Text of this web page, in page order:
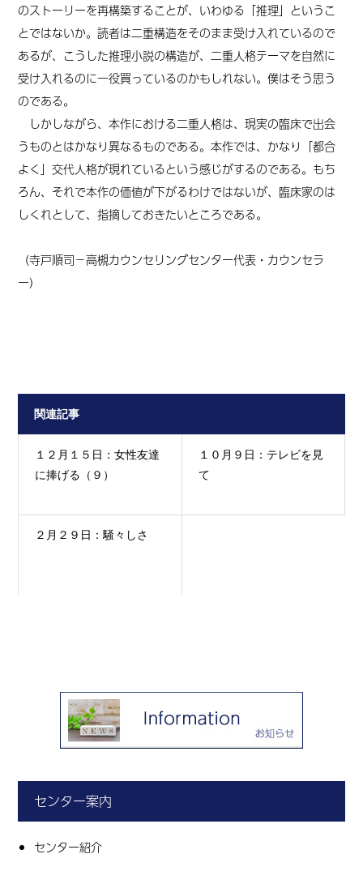
のストーリーを再構築することが、いわゆる「推理」というこ
とではないか。読者は二重構造をそのまま受け入れているので
あるが、こうした推理小説の構造が、二重人格テーマを自然に
受け入れるのに一役買っているのかもしれない。僕はそう思う
のである。
しかしながら、本作における二重人格は、現実の臨床で出会
うものとはかなり異なるものである。本作では、かなり「都合
よく」交代人格が現れているという感じがするのである。もち
ろん、それで本作の価値が下がるわけではないが、臨床家のは
しくれとして、指摘しておきたいところである。
（寺戸順司－高槻カウンセリングセンター代表・カウンセラ
ー）
関連記事
１２月１５日：女性友達
に捧げる（９）
１０月９日：テレビを見
て
２月２９日：騒々しさ
センター案内
センター紹介